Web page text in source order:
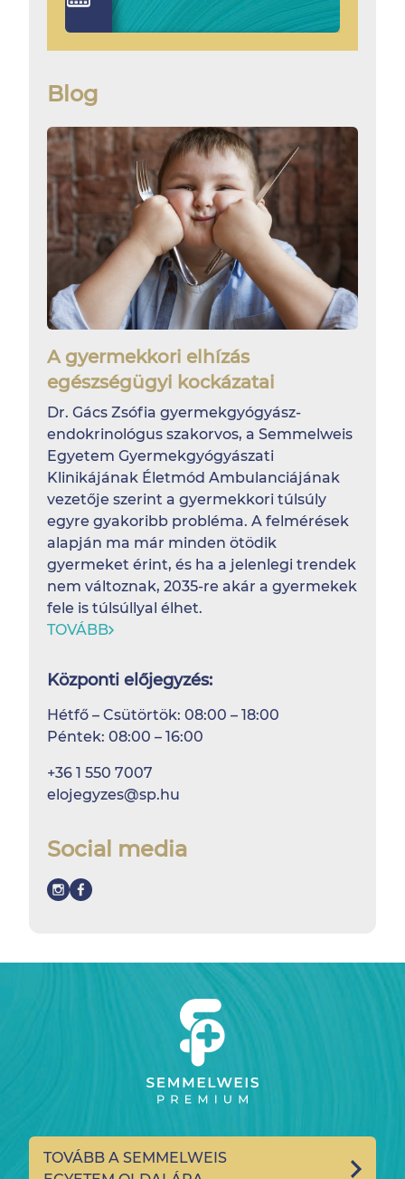
Blog
A gyermekkori elhízás
egészségügyi kockázatai
Dr. Gács Zsófia gyermekgyógyász-
endokrinológus szakorvos, a Semmelweis
Egyetem Gyermekgyógyászati
Klinikájának Életmód Ambulanciájának
vezetője szerint a gyermekkori túlsúly
egyre gyakoribb probléma. A felmérések
alapján ma már minden ötödik
gyermeket érint, és ha a jelenlegi trendek
nem változnak, 2035-re akár a gyermekek
fele is túlsúllyal élhet.
TOVÁBB
Központi előjegyzés:
Hétfő – Csütörtök: 08:00 – 18:00
Péntek: 08:00 – 16:00
+36 1 550 7007
elojegyzes@sp.hu
Social media
TOVÁBB A SEMMELWEIS